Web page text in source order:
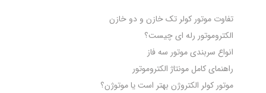
تفاوت موتور کولر تک خازن و دو خازن
الکتروموتور رله‌ ای چیست؟
انواع سربندی موتور سه فاز
راهنمای کامل مونتاژ الکتروموتور
موتور کولر الکتروژن بهتر است یا موتوژن؟